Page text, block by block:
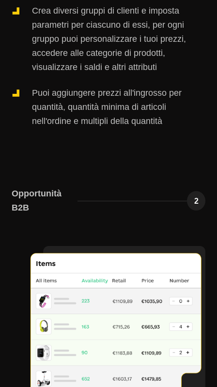
Crea diversi gruppi di clienti e imposta
parametri per ciascuno di essi, per ogni
gruppo puoi personalizzare i tuoi prezzi,
accedere alle categorie di prodotti,
visualizzare i saldi e altri attributi
Puoi aggiungere prezzi all'ingrosso per
quantità, quantità minima di articoli
nell'ordine e multipli della quantità
Opportunità
B2B
2